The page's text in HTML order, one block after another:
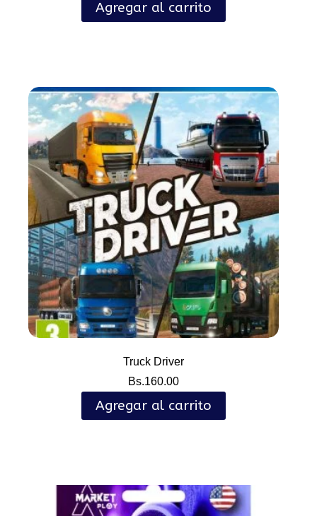
Agregar al carrito
Truck Driver
Bs.160.00
Agregar al carrito